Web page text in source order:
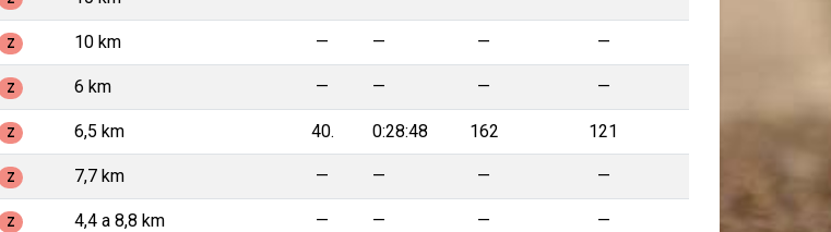
Z 10 km — — — —
Z 6 km — — — —
Z 6,5 km 40. 0:28:48 162 121
Z 7,7 km — — — —
Z 4,4 a 8,8 km — — — —